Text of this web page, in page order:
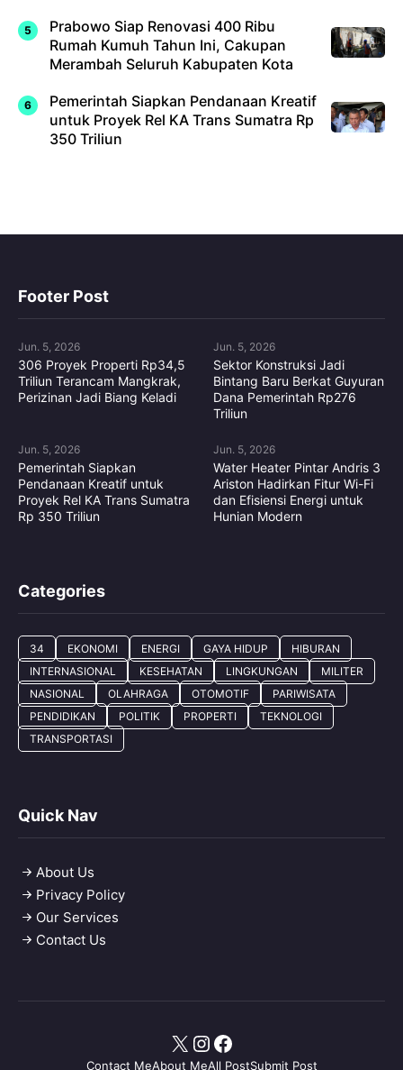
Prabowo Siap Renovasi 400 Ribu
Rumah Kumuh Tahun Ini, Cakupan
Merambah Seluruh Kabupaten Kota
Pemerintah Siapkan Pendanaan Kreatif
untuk Proyek Rel KA Trans Sumatra Rp
350 Triliun
Footer Post
Jun. 5, 2026
306 Proyek Properti Rp34,5
Triliun Terancam Mangkrak,
Perizinan Jadi Biang Keladi
Jun. 5, 2026
Sektor Konstruksi Jadi
Bintang Baru Berkat Guyuran
Dana Pemerintah Rp276
Triliun
Jun. 5, 2026
Pemerintah Siapkan
Pendanaan Kreatif untuk
Proyek Rel KA Trans Sumatra
Rp 350 Triliun
Jun. 5, 2026
Water Heater Pintar Andris 3
Ariston Hadirkan Fitur Wi-Fi
dan Efisiensi Energi untuk
Hunian Modern
Categories
34 EKONOMI ENERGI GAYA HIDUP
HIBURAN
INTERNASIONAL
KESEHATAN LINGKUNGAN
MILITER
NASIONAL
OLAHRAGA OTOMOTIF
PARIWISATA
PENDIDIKAN
POLITIK PROPERTI
TEKNOLOGI
TRANSPORTASI
Quick Nav
About Us
Privacy Policy
Our Services
Contact Us
Contact MeAbout MeAll PostSubmit Post
X Instagram
Facebook